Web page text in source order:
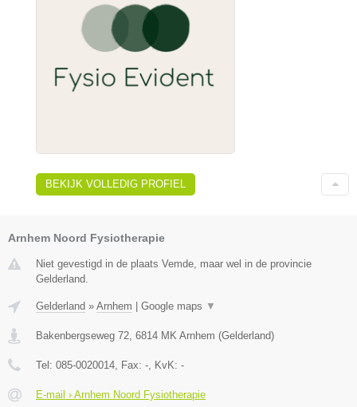
BEKIJK VOLLEDIG PROFIEL
Arnhem Noord Fysiotherapie
Niet gevestigd in de plaats Vemde, maar wel in de provincie
Gelderland.
Gelderland » Arnhem Google maps ▼
Bakenbergseweg 72 6814 MK Arnhem (Gelderland)
Tel: 085-0020014 , Fax: - , KvK: -
E-mail › Arnhem Noord Fysiotherapie